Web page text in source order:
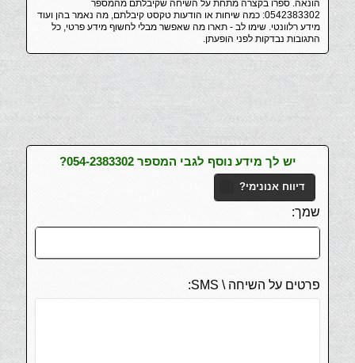
הונאה. ספרו בקצרה מתחת על השיחה שקיבלתם מהמספר
0542383302: כמה שיחות או הודעות טקסט קיבלתם, מה נאמר בהן ועוד
מידע רלוונטי. שימו לב - תארו מה שאפשר מבלי לחשוף מידע פרטי, כל
התגובות נבדקות לפני הופעתן.
יש לך מידע נוסף לגבי המספר 054-2383302?
דיווח אנונימי?
שמך:
פרטים על השיחה \ SMS: